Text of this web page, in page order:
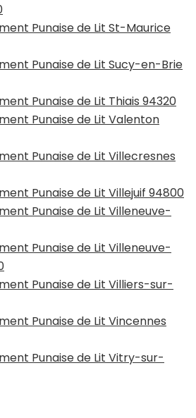
Punaise de Lit St-Maurice
Punaise de Lit Sucy-en-Brie
Punaise de Lit Thiais 94320
Punaise de Lit Valenton
Punaise de Lit Villecresnes
Punaise de Lit Villejuif 94800
Punaise de Lit Villeneuve-
Punaise de Lit Villeneuve-
Punaise de Lit Villiers-sur-
Punaise de Lit Vincennes
Punaise de Lit Vitry-sur-